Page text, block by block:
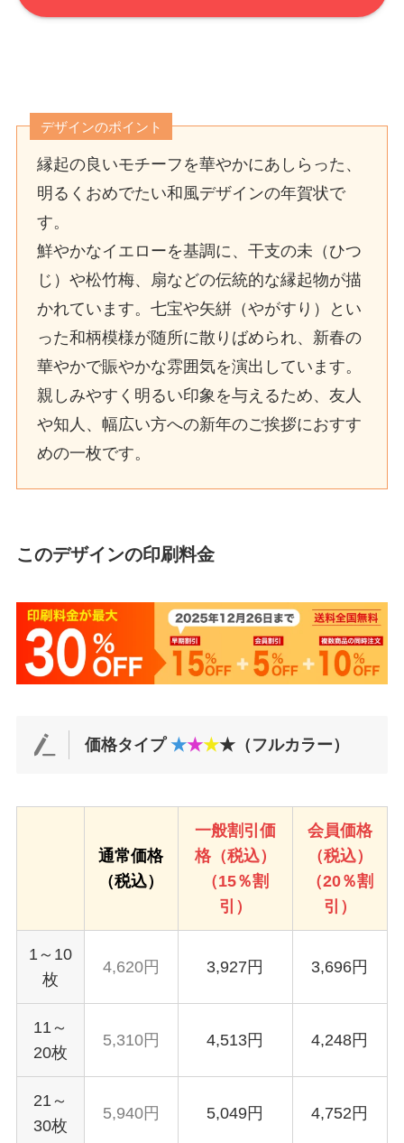
デザインのポイント
縁起の良いモチーフを華やかにあしらった、
明るくおめでたい和風デザインの年賀状で
す。
鮮やかなイエローを基調に、干支の未（ひつ
じ）や松竹梅、扇などの伝統的な縁起物が描
かれています。七宝や矢絣（やがすり）とい
った和柄模様が随所に散りばめられ、新春の
華やかで賑やかな雰囲気を演出しています。
親しみやすく明るい印象を与えるため、友人
や知人、幅広い方への新年のご挨拶におすす
めの一枚です。
このデザインの印刷料金
価格タイプ★★★★（フルカラー）
通常価格
（税込）
一般割引価
格（税込）
（15％割
引）
会員価格
（税込）
（20％割
引）
1～10
枚
4,620円 3,927円 3,696円
11～
20枚
5,310円 4,513円 4,248円
21～
30枚
5,940円 5,049円 4,752円